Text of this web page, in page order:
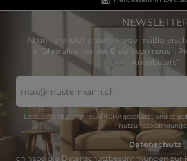
Abonniere jetzt unseren regelmäßig
erfahre als einer der Ersten von neuen
Angeboten.“
Mail-
Adresse
Diese Seite ist durch reCAPTCHA geschützt und es
Datenschutz
Ich habe die Datenschutzbestimmungenzur